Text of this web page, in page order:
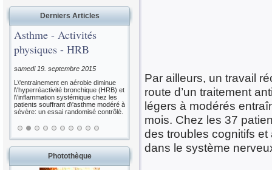
Derniers Articles
Asthme - Activités
physiques - HRB
samedi 19. septembre 2015
L\'entrainement en aérobie diminue
l\'hyperréactivité bronchique (HRB) et
l\'inflammation systémique chez les
patients souffrant d\'asthme modéré à
sévère: un essai randomisé contrôlé.
Photothèque
Par ailleurs, un travail
route d’un traitement
légers à modérés
mois. Chez les 37
des troubles cognitifs
dans le système